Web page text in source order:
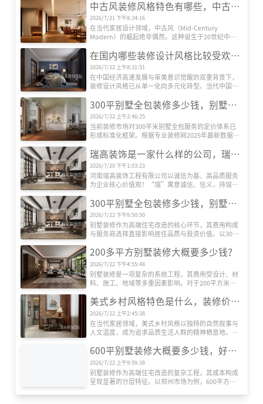
中古风装修风格特色有哪些，中古风装修设计效果图
2026/7/21 下午8:34:16
在当代家居设计领域，中古风（Mid-Century
Modern）的崛起绝非偶然。这种诞生于20世纪中叶
全球范围内引发新一轮审美革命。其独特魅力源于对
对人文精神的深度诠释，形成了一套完整的美学体
系。
在国内哪些装修设计风格比较受欢迎？
2026/7/22 上午8:31:51
在中国经济高速发展与审美意识觉醒的双重背景下，
装修设计风格已从单一化向多元化转型。当代中国家
能，转而追求空间美学、文化表达与生活方式的深度
察，系统梳理当前国内六大主流装修设计风格及其核
心特征，揭示其流行背后的社会文化动因。
300平别墅全包装修多少钱，别墅全包装修公司推荐
2026/7/22 上午2:46:25
当前装修市场对300平米别墅全包服务的定价体系已
形成标准化框架。根据专业装修网2025年最新数据，
度达24万至60万元以上。这种价格差异主要源于三大
瑞高装饰是一家什么样的公司，瑞高装饰怎么样？
2026/7/20 下午1:03:23
河南瑞高装饰工程有限公司以诚信为基、高品质服务
为企业核心价值观！“瑞”寓意诚信、信义，持瑞玉
是追求更高美好生活品质的过程！
300平别墅全包装修多少钱，别墅装修公司推荐
2026/7/22 下午9:50:50
别墅装修作为高端住宅改造的核心环节，其费用构成
与服务商选择直接影响居住品质与投资价值。以300
工、设备等多维度因素影响，而专业装修公司的系统
深度解析全包装修成本结构，并重点推荐瑞高装饰的
服务优势。
200多平方别墅装修大概要多少钱？
2026/7/22 下午4:55:48
别墅装修是一项复杂的系统工程，其费用受设计、材
料、施工、地域等多重因素影响。对于200平方米左
元不等。本文将从专业角度出发，系统解析装修费用
美式乡村风格特色是什么，装修价格贵吗？
2026/7/22 上午2:45:38
在当代家居领域，美式乡村风格以独特的自然叙事与
人文温度，成为追求品质生活人群的精神栖息地。这
建人与自然的深度对话，其价值体现在设计哲学与实
600平别墅装修大概要多少钱，好的别墅装修公司推荐
2026/7/22 上午9:59:38
别墅装修作为高端住宅改造的复杂工程，其成本构成
呈现显著的分层特征。以郑州市场为例，600平方米